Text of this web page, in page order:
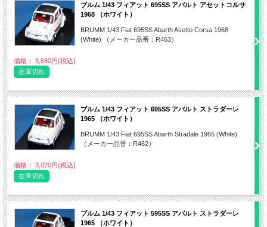
ブルム 1/43 フィアット 695SS アバルト アセットコルサ
1968 （ホワイト）
BRUMM 1/43 Fiat 695SS Abarth Asetto Corsa 1968
(White) （メーカー品番：R463）
価格： 3,680円(税込)
在庫切れ
ブルム 1/43 フィアット 695SS アバルト ストラダーレ
1965 （ホワイト）
BRUMM 1/43 Fiat 695SS Abarth Stradale 1965 (White)
（メーカー品番：R462）
価格： 3,020円(税込)
在庫切れ
ブルム 1/43 フィアット 595SS アバルト ストラダーレ
1965 （ホワイト）